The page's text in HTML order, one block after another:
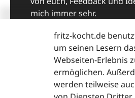
mich immer sehr.
Viel Spaß beim Kochen
eure Fritzi
fritzi@fritz-
fritz-kocht.de
um seinen Lesern
Webseiten-Erlebnis
ermöglichen.
werden teilweise